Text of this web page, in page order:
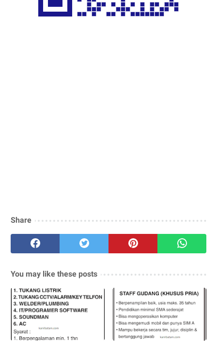
Share
You may like these posts